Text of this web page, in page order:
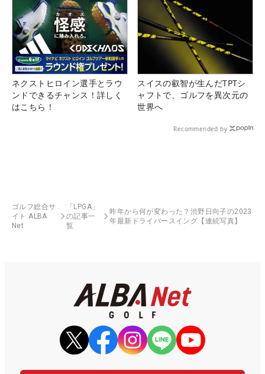
ネクストヒロイン選手とラウ
ンドできるチャンス！詳しく
はこちら！
スイスの叡智が生んだTPTシ
ャフトで、ゴルフを異次元の
世界へ
Recommended by
ゴルフ総合サ
イト ALBA
Net
「LPGA」
の記事一
覧
昨年から何が変わった？渋野日向子の2023
年最新ドライバースイング【連続写真】